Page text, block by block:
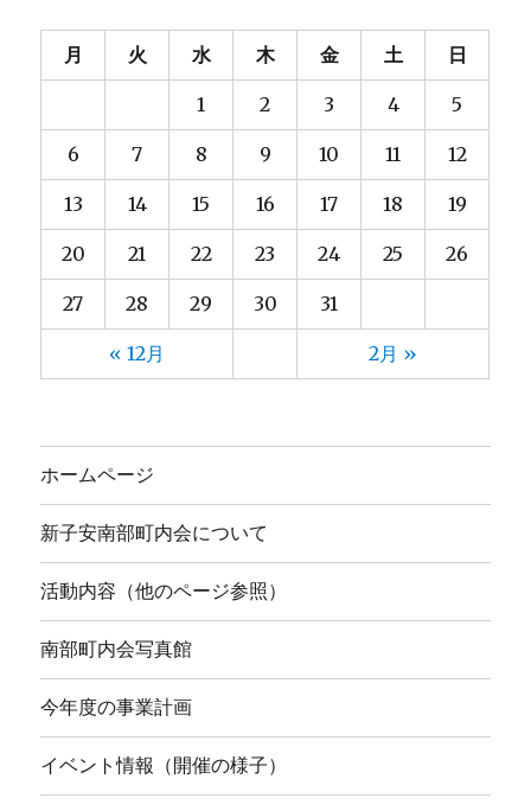
月 火 水 木 金 土 日
1 2 3 4 5
6 7 8 9 10 11 12
13 14 15 16 17 18 19
20 21 22 23 24 25 26
27 28 29 30 31
« 12月 2月 »
ホームページ
新子安南部町内会について
活動内容（他のページ参照）
南部町内会写真館
今年度の事業計画
イベント情報（開催の様子）